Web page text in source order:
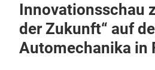
Innovationsschau
der Zukunft“ auf
Automechanika in